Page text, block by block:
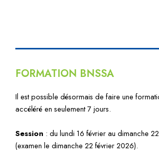
FORMATION BNSSA
Il est possible désormais de faire une
accéléré en seulement 7 jours.
Session : du lundi 16 février au dimanche
(examen le dimanche 22 février 2026).